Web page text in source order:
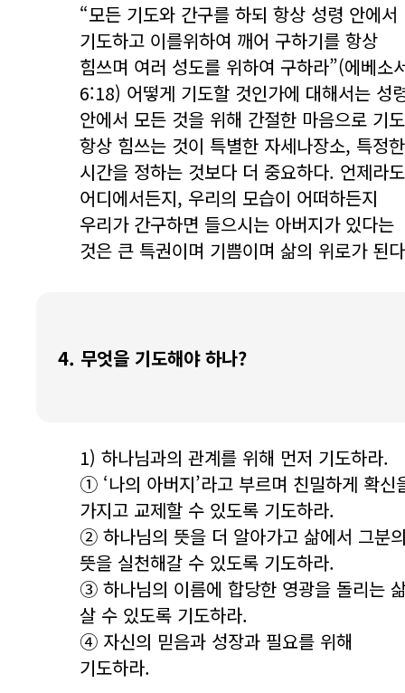
“모든 기도와 간구를 하되 항상 성령 안에서
기도하고 이를위하여 깨어 구하기를 항상
힘쓰며 여러 성도를 위하여 구하라”(에베소
6:18) 어떻게 기도할 것인가에 대해서는 성
안에서 모든 것을 위해 간절한 마음으로 기
항상 힘쓰는 것이 특별한 자세나장소, 특정한
시간을 정하는 것보다 더 중요하다. 언제라
어디에서든지, 우리의 모습이 어떠하든지
우리가 간구하면 들으시는 아버지가 있다는
것은 큰 특권이며 기쁨이며 삶의 위로가 된
4. 무엇을 기도해야 하나?
1) 하나님과의 관계를 위해 먼저 기도하라.
① ‘나의 아버지’라고 부르며 친밀하게 확신
가지고 교제할 수 있도록 기도하라.
② 하나님의 뜻을 더 알아가고 삶에서 그분
뜻을 실천해갈 수 있도록 기도하라.
③ 하나님의 이름에 합당한 영광을 돌리는
살 수 있도록 기도하라.
④ 자신의 믿음과 성장과 필요를 위해
기도하라.